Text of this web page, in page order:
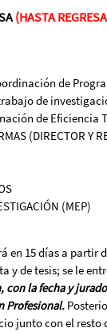
(HASTA
de
de
de Eficiencia
(DIRECTOR Y
(MEP)
en 15 días a partir
y de tesis; se le
la fecha y
Profesional.
junto con el resto